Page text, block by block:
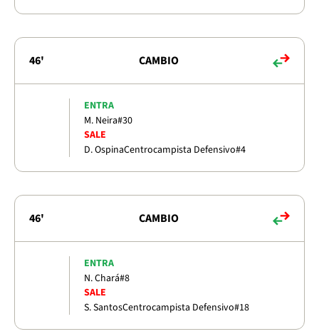
46' CAMBIO
ENTRA
M. Neira#30
SALE
D. OspinaCentrocampista Defensivo#4
46' CAMBIO
ENTRA
N. Chará#8
SALE
S. SantosCentrocampista Defensivo#18